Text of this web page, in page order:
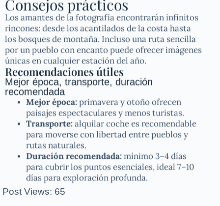
Los amantes de la fotografía encontrarán infinitos
rincones: desde los acantilados de la costa hasta
los bosques de montaña. Incluso una ruta sencilla
por un pueblo con encanto puede ofrecer imágenes
únicas en cualquier estación del año.
Recomendaciones útiles
Mejor época, transporte, duración
recomendada
Mejor época:primavera y otoño ofrecen
paisajes espectaculares y menos turistas.
Transporte:alquilar coche es recomendable
para moverse con libertad entre pueblos y
rutas naturales.
Duración recomendada:mínimo 3–4 días
para cubrir los puntos esenciales, ideal 7–10
días para exploración profunda.
Post Views: 65